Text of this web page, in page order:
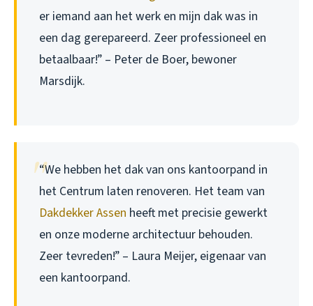
er iemand aan het werk en mijn dak was in
een dag gerepareerd. Zeer professioneel en
betaalbaar!” – Peter de Boer, bewoner
Marsdijk.
“We hebben het dak van ons kantoorpand in
het Centrum laten renoveren. Het team van
Dakdekker Assen heeft met precisie gewerkt
en onze moderne architectuur behouden.
Zeer tevreden!” – Laura Meijer, eigenaar van
een kantoorpand.